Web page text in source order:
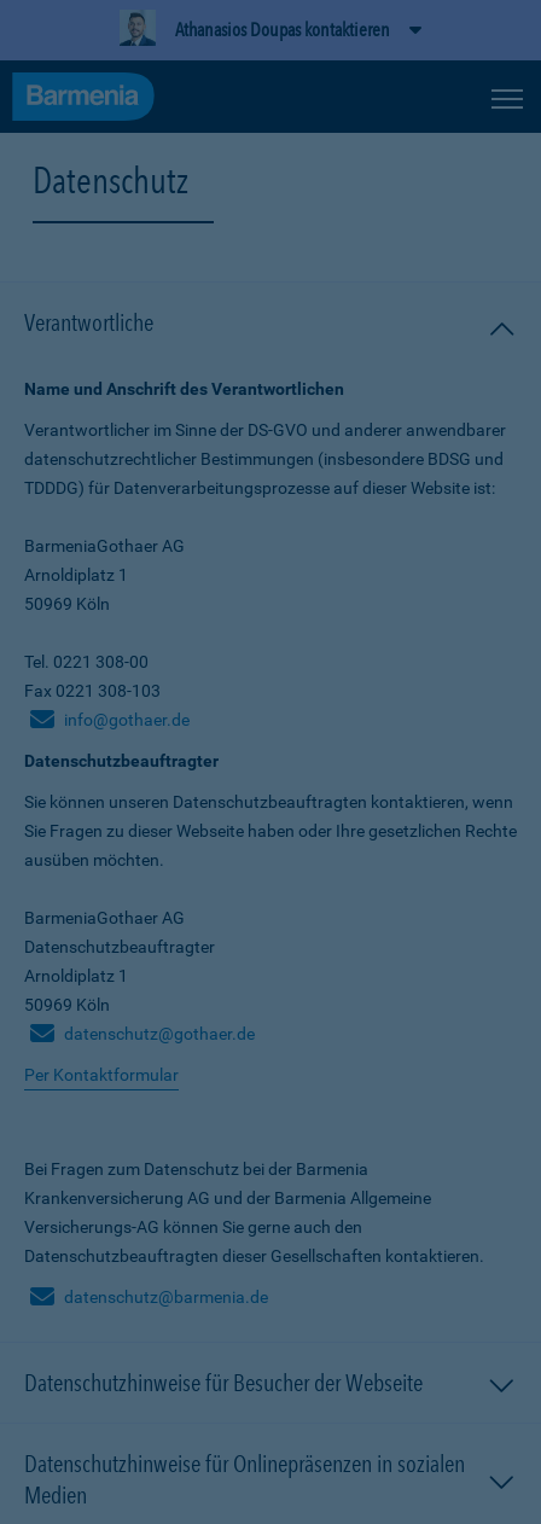
Athanasios Doupas kontaktieren
Datenschutz
Verantwortliche
Name und Anschrift des Verantwortlichen
Verantwortlicher im Sinne der DS-GVO und anderer anwendbarer
datenschutz­rechtlicher Bestimmungen (insbesondere BDSG und
TDDDG) für Daten­verarbeitungs­prozesse auf dieser Website ist:
BarmeniaGothaer AG
Arnoldiplatz 1
50969 Köln
Tel. 0221 308-00
Fax 0221 308-103
info@gothaer.de
Datenschutzbeauftragter
Sie können unseren Datenschutz­beauftragten kontaktieren, wenn
Sie Fragen zu dieser Webseite haben oder Ihre gesetzlichen Rechte
ausüben möchten.
BarmeniaGothaer AG
Datenschutzbeauftragter
Arnoldiplatz 1
50969 Köln
datenschutz@gothaer.de
Per Kontaktformular
Bei Fragen zum Datenschutz bei der Barmenia
Krankenversicherung AG und der Barmenia Allgemeine
Versicherungs-AG können Sie gerne auch den
Datenschutzbeauftragten dieser Gesellschaften kontaktieren.
datenschutz@barmenia.de
Datenschutzhinweise für Besucher der Webseite
Datenschutzhinweise für Onlinepräsenzen in sozialen
Medien